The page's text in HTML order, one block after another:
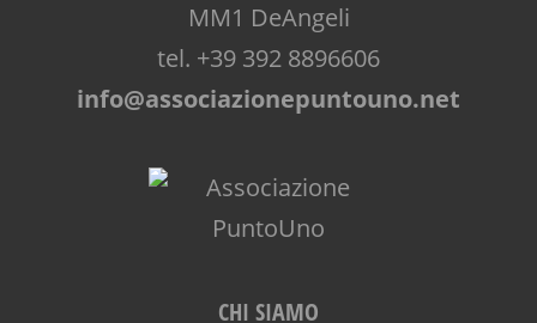
MM1 DeAngeli
tel. +39 392 8896606
info@associazionepuntouno.net
CHI SIAMO